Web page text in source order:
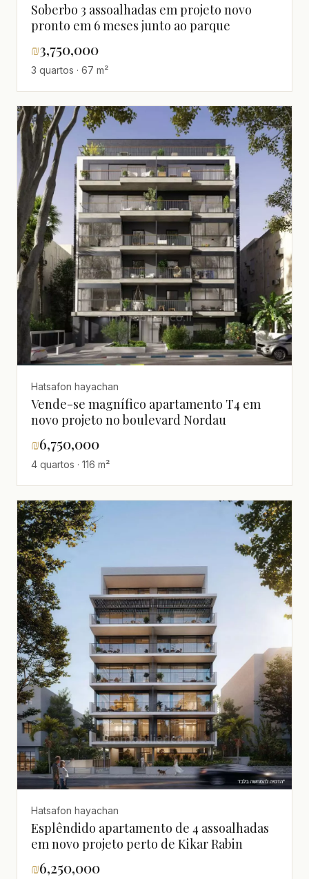
Soberbo 3 assoalhadas em projeto novo
pronto em 6 meses junto ao parque
₪3,750,000
3 quartos · 67 m²
Hatsafon hayachan
Vende-se magnífico apartamento T4 em
novo projeto no boulevard Nordau
₪6,750,000
4 quartos · 116 m²
Hatsafon hayachan
Esplêndido apartamento de 4 assoalhadas
em novo projeto perto de Kikar Rabin
₪6,250,000